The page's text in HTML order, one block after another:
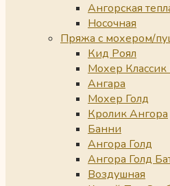
Ангорская
Носочная
Пряжа с мохером/
Кид Роял
Мохер
Ангара
Мохер Голд
Кролик Ангора
Банни
Ангора Голд
Ангора Голд
Воздушная